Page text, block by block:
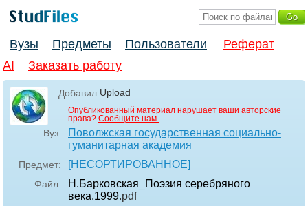
Вузы Предметы Пользователи
Реферат
AI
Заказать работу
Добавил:Upload
Опубликованный материал нарушает ваши авторские
права? Сообщите нам.
Вуз:
Поволжская государственная социально-
гуманитарная академия
Предмет: [НЕСОРТИРОВАННОЕ]
Файл:
Н.Барковская_Поэзия серебряного
века.1999.pdf